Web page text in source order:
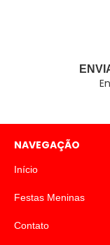
NAVEGAÇÃO
Início
Festas Meninas
Contato